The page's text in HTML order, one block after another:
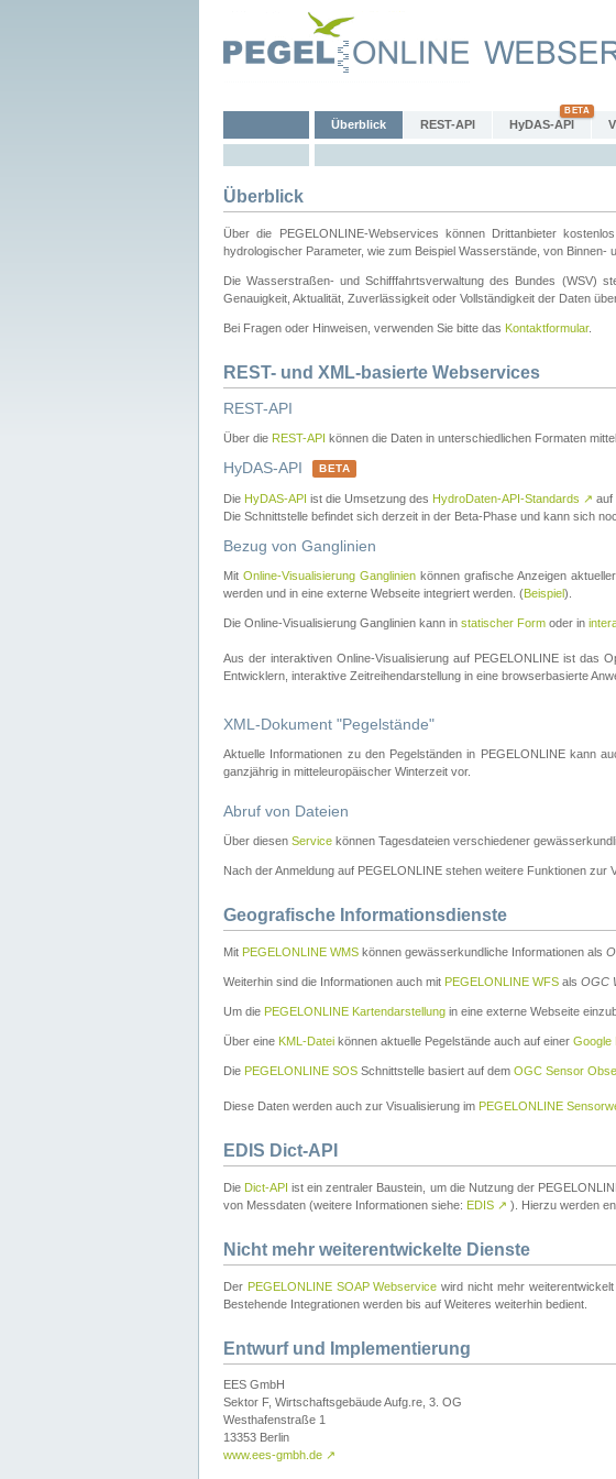
Überblick REST-API HyDAS-API
Überblick
Über die PEGELONLINE-Webservices können Drittanbieter
hydrologischer Parameter, wie zum Beispiel Wasserstände, von Binnen-
Die Wasserstraßen- und Schifffahrtsverwaltung des Bundes (WSV)
Genauigkeit, Aktualität, Zuverlässigkeit oder Vollständigkeit der Daten
Bei Fragen oder Hinweisen, verwenden Sie bitte das Kontaktformular.
REST- und XML-basierte Webservices
REST-API
Über die REST-API können die Daten in unterschiedlichen Formaten
HyDAS-API BETA
Die HyDAS-API ist die Umsetzung des HydroDaten-API-Standards ↗ auf
Die Schnittstelle befindet sich derzeit in der Beta-Phase und kann sich
Bezug von Ganglinien
MitOnline-Visualisierung Ganglinien können grafische Anzeigen
werden und in eine externe Webseite integriert werden. (Beispiel).
Die Online-Visualisierung Ganglinien kann in statischer Form oder in
Aus der interaktiven Online-Visualisierung auf PEGELONLINE ist das
Entwicklern, interaktive Zeitreihendarstellung in eine browserbasierte
XML-Dokument "Pegelstände"
Aktuelle Informationen zu den Pegelständen in PEGELONLINE kann
ganzjährig in mitteleuropäischer Winterzeit vor.
Abruf von Dateien
Über diesen Service können Tagesdateien verschiedener
Nach der Anmeldung auf PEGELONLINE stehen weitere Funktionen zur
Geografische Informationsdienste
Mit PEGELONLINE WMS können gewässerkundliche Informationen als
Weiterhin sind die Informationen auch mit PEGELONLINE WFS als OGC
Um die PEGELONLINE Kartendarstellung in eine externe Webseite
Über eine KML-Datei können aktuelle Pegelstände auch auf einer Google
Die PEGELONLINE SOS Schnittstelle basiert auf dem OGC Sensor
Diese Daten werden auch zur Visualisierung im PEGELONLINE
EDIS Dict-API
Die Dict-API ist ein zentraler Baustein, um die Nutzung der
von Messdaten (weitere Informationen siehe: EDIS ↗ ). Hierzu werden
Nicht mehr weiterentwickelte Dienste
Der PEGELONLINE SOAP Webservice wird nicht mehr
Bestehende Integrationen werden bis auf Weiteres weiterhin bedient.
Entwurf und Implementierung
EES GmbH
Sektor F, Wirtschaftsgebäude Aufg.re, 3. OG
Westhafenstraße 1
13353 Berlin
www.ees-gmbh.de ↗